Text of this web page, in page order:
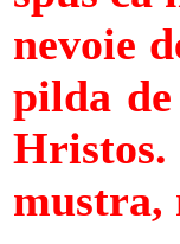
nevoie
pilda
mustra,